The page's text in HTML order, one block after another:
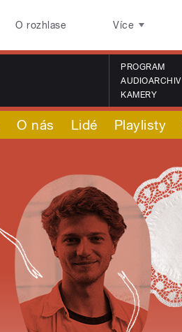
O rozhlase Více
PROGRAM
AUDIOARCHIV
KAMERY
O nás Lidé Playlisty